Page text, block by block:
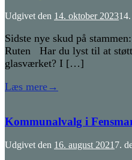
Udgivet den 14. oktober 2023
Sidste nye skud på
Ruten Har du lyst til at
glasværket? I […]
Læs mere→
Kommunalvalg i
Udgivet den 16. august 2021 7.